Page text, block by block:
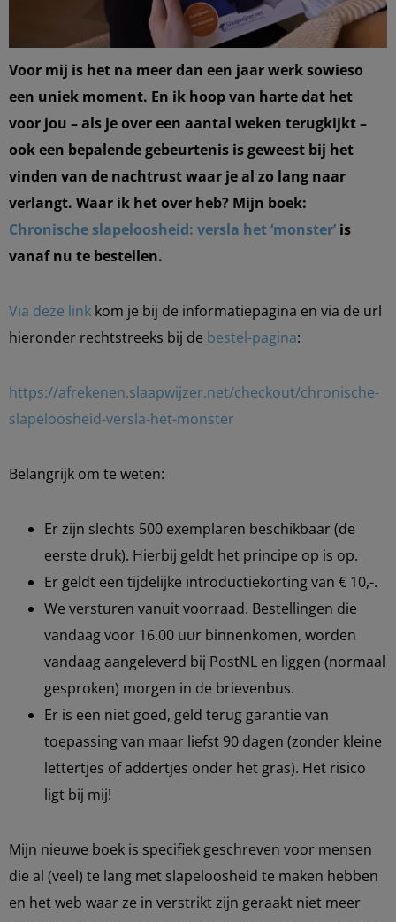
Voor mij is het na meer dan een jaar werk sowieso
een uniek moment. En ik hoop van harte dat het
voor jou – als je over een aantal weken terugkijkt –
ook een bepalende gebeurtenis is geweest bij het
vinden van de nachtrust waar je al zo lang naar
verlangt. Waar ik het over heb? Mijn boek:
Chronische slapeloosheid: versla het ‘monster’ is
vanaf nu te bestellen.
Via deze link kom je bij de informatiepagina en via de url
hieronder rechtstreeks bij de bestel-pagina:
https://afrekenen.slaapwijzer.net/checkout/chronische-
slapeloosheid-versla-het-monster
Belangrijk om te weten:
Er zijn slechts 500 exemplaren beschikbaar (de
eerste druk). Hierbij geldt het principe op is op.
Er geldt een tijdelijke introductiekorting van € 10,-.
We versturen vanuit voorraad. Bestellingen die
vandaag voor 16.00 uur binnenkomen, worden
vandaag aangeleverd bij PostNL en liggen (normaal
gesproken) morgen in de brievenbus.
Er is een niet goed, geld terug garantie van
toepassing van maar liefst 90 dagen (zonder kleine
lettertjes of addertjes onder het gras). Het risico
ligt bij mij!
Mijn nieuwe boek is specifiek geschreven voor mensen
die al (veel) te lang met slapeloosheid te maken hebben
en het web waar ze in verstrikt zijn geraakt niet meer